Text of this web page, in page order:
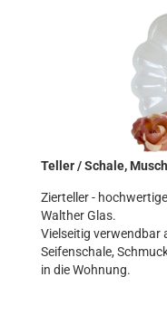
Teller / Schale,
Zierteller -
Walther Glas.
Vielseitig verwendbar
Seifenschale,
in die Wohnung.